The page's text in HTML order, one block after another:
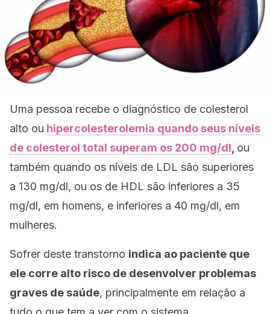
Uma pessoa recebe o diagnóstico de colesterol
alto ou hipercolesterolemia quando seus níveis
de colesterol total superam os 200 mg/dl ou
também quando os níveis de LDL são superiores
a 130 mg/dl, ou os de HDL são inferiores a 35
mg/dl, em homens, e inferiores a 40 mg/dl, em
mulheres.
Sofrer deste transtorno indica ao paciente que
ele corre alto risco de desenvolver problemas
graves de saúde, principalmente em relação a